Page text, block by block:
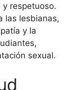
respetuoso.
las lesbianas,
y la
sexual.